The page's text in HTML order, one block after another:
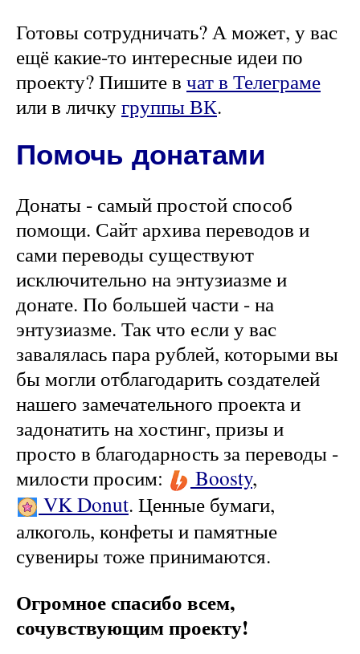
Готовы сотрудничать? А может, у вас
ещё какие-то интересные идеи по
проекту? Пишите в чат в Телеграме
или в личкугруппы ВК.
Помочь донатами
Донаты - самый простой способ
помощи. Сайт архива переводов и
сами переводы существуют
исключительно на энтузиазме и
донате. По большей части - на
энтузиазме. Так что если у вас
завалялась пара рублей, которыми вы
бы могли отблагодарить создателей
нашего замечательного проекта и
задонатить на хостинг, призы и
просто в благодарность за переводы -
милости просим:
Boosty,
VK Donut. Ценные бумаги,
алкоголь, конфеты и памятные
сувениры тоже принимаются.
Огромное спасибо всем,
сочувствующим проекту!